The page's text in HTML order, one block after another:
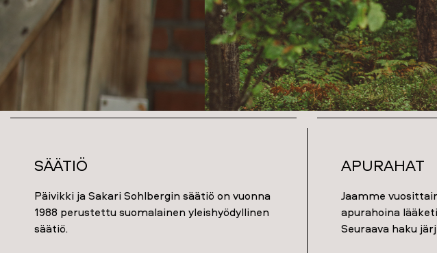
Säätiö
Päivikki ja Sakari Sohlbergin säätiö on vuonna
1988 perustettu suomalainen yleishyödyllinen
säätiö.
Apurahat
Jaamme
apurahoina
Seuraava haku